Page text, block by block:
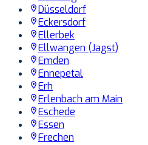
Düsseldorf
Eckersdorf
Ellerbek
Ellwangen (Jagst)
Emden
Ennepetal
Erh
Erlenbach am Main
Eschede
Essen
Frechen